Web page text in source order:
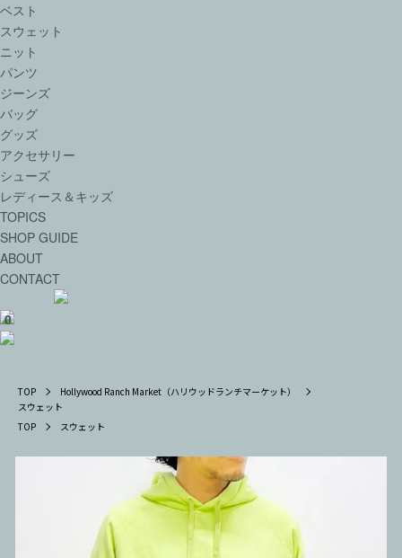
ベスト
スウェット
ニット
パンツ
ジーンズ
バッグ
グッズ
アクセサリー
シューズ
レディース＆キッズ
TOPICS
SHOP GUIDE
ABOUT
CONTACT
0
TOP
Hollywood Ranch Market（ハリウッドランチマーケット）
スウェット
TOP
スウェット